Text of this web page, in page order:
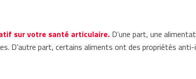
sur votre santé articulaire. D’une part, une
D’autre part, certains aliments ont des propriétés